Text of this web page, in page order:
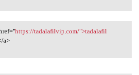
tadalafilvip
https://tadalafilvip.com/">tadalafil
a>